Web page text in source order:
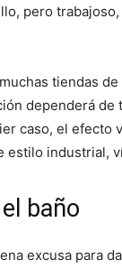
pero
tiendas
dependerá de
caso, el efecto
estilo industrial,
baño
excusa para